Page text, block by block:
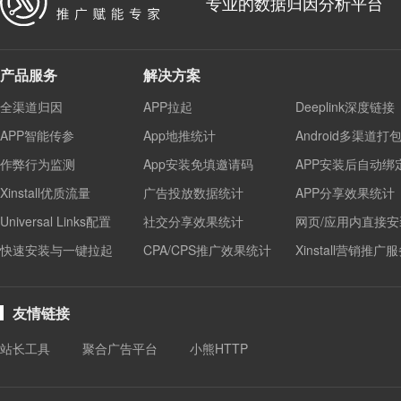
产品服务
全渠道归因
APP智能传参
作弊行为监测
Xinstall优质流量
Universal Links配置
快速安装与一键拉起
解决方案
APP拉起
Deeplink深度链接
App地推统计
Android多渠道打包
App安装免填邀请码
APP安装后自动绑
广告投放数据统计
APP分享效果统计
社交分享效果统计
网页/应用内直接
CPA/CPS推广效果统计
Xinstall营销推广
友情链接
站长工具 聚合广告平台 小熊HTTP